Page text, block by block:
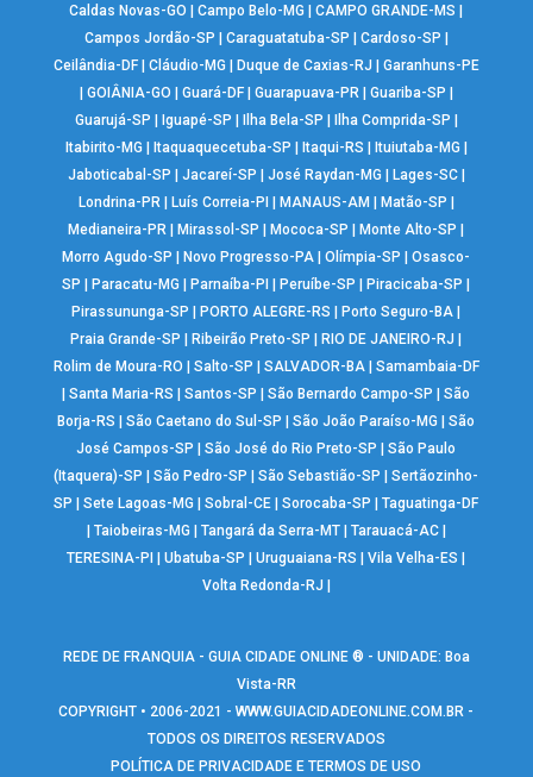
Caldas Novas-GO
|Campo Belo-MG |CAMPO GRANDE-MS
Campos Jordão-SP
Caraguatatuba-SP Cardoso-SP
Ceilândia-DF| Cláudio-MG Duque de Caxias-RJ
Garanhuns-PE
GOIÂNIA-GO Guará-DF| Guarapuava-PR| Guariba-SP
Guarujá-SP
Iguapé-SP Ilha Bela-SP Ilha Comprida-SP
Itabirito-MG
Itaquaquecetuba-SP Itaqui-RS Ituiutaba-MG
Jaboticabal-SP
Jacareí-SP José Raydan-MG Lages-SC|
Londrina-PR| Luís Correia-PI MANAUS-AM Matão-SP
Medianeira-PR
Mirassol-SP Mococa-SP Monte Alto-SP
Morro Agudo-SP
Novo Progresso-PA |Olímpia-SP |Osasco-
SP
Paracatu-MG Parnaíba-PI Peruíbe-SP Piracicaba-SP
Pirassununga-SP
PORTO ALEGRE-RS Porto Seguro-BA
Praia Grande-SP
Ribeirão Preto-SP RIO DE JANEIRO-RJ
Rolim de Moura-RO
Salto-SP SALVADOR-BA| Samambaia-DF
|Santa Maria-RS |Santos-SP |São Bernardo Campo-SP |São
Borja-RS
|São Caetano do Sul-SP |São João Paraíso-MG |São
José Campos-SP
|São José do Rio Preto-SP |São Paulo
(Itaquera)-SP
|São Pedro-SP |São Sebastião-SP |Sertãozinho-
SP
|Sete Lagoas-MG |Sobral-CE |Sorocaba-SP |Taguatinga-DF
Taiobeiras-MG Tangará da Serra-MT| Tarauacá-AC|
TERESINA-PI
|Ubatuba-SP |Uruguaiana-RS |Vila Velha-ES
Volta Redonda-RJ
REDE DE FRANQUIA - GUIA CIDADE ONLINE ® - UNIDADE: Boa
Vista-RR
COPYRIGHT • 2006-2021 -WWW.GUIACIDADEONLINE.COM.BR -
TODOS OS DIREITOS RESERVADOS
POLÍTICA DE PRIVACIDADE E TERMOS DE USO